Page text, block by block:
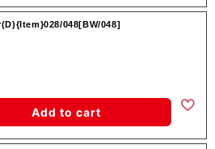
048[BW/048]
Add to cart